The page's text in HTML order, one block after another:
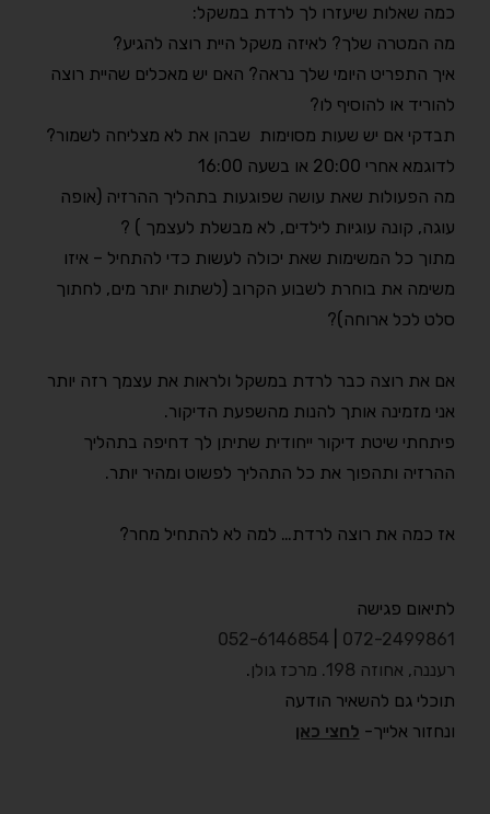
כמה שאלות שיעזרו לך לרדת במשקל:
מה המטרה שלך? לאיזה משקל היית רוצה להגיע?
איך התפריט היומי שלך נראה? האם יש מאכלים שהיית רוצה
להוריד או להוסיף לו?
תבדקי אם יש שעות מסוימות שבהן את לא מצליחה לשמור?
לדוגמא אחרי 20:00 או בשעה 16:00
מה הפעולות שאת עושה שפוגעות בתהליך ההרזיה (אופה
עוגה, קונה עוגיות לילדים, לא מבשלת לעצמך ) ?
מתוך כל המשימות שאת יכולה לעשות כדי להתחיל – איזו
משימה את בוחרת לשבוע הקרוב (לשתות יותר מים, לחתוך
סלט לכל ארוחה)?
אם את רוצה כבר לרדת במשקל ולראות את עצמך רזה יותר
אני מזמינה אותך להנות מהשפעת הדיקור.
פיתחתי שיטת דיקור ייחודית שתיתן לך דחיפה בתהליך
ההרזיה ותהפוך את כל התהליך לפשוט ומהיר יותר.
אז כמה את רוצה לרדת… למה לא להתחיל מחר?
לתיאום פגישה
072-2499861
052-6146854
רעננה, אחוזה 198. מרכז גולן
.
תוכלי גם להשאיר הודעה
ונחזור אלייך- לחצי כאן